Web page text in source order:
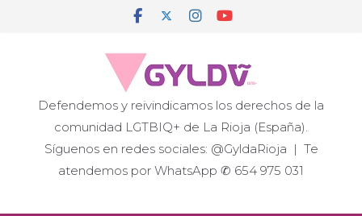
Defendemos y reivindicamos los derechos de la
comunidad LGTBIQ+ de La Rioja (España).
Síguenos en redes sociales: @GyldaRioja | Te
atendemos por WhatsApp ✆ 654 975 031